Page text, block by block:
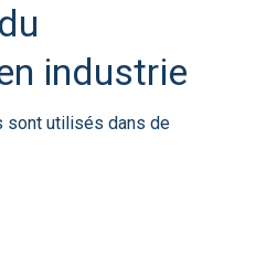
industrie
sont utilisés dans de